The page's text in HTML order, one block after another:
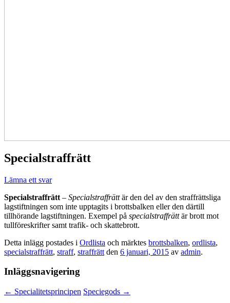
Specialstraffrätt
Lämna ett svar
Specialstraffrätt – Specialstraffrättär den del av den straffrättsliga
lagstiftningen som inte upptagits i brottsbalken eller den därtill
tillhörande lagstiftningen. Exempel på specialstraffrättär brott mot
tullföreskrifter samt trafik- och skattebrott.
Detta inlägg postades i Ordlista och märktes brottsbalken, ordlista,
specialstraffrätt, straff, straffrätt den 6 januari, 2015 av admin.
Inläggsnavigering
← Specialitetsprincipen Speciegods →